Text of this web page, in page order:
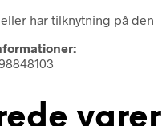
har tilknytning på den
varer